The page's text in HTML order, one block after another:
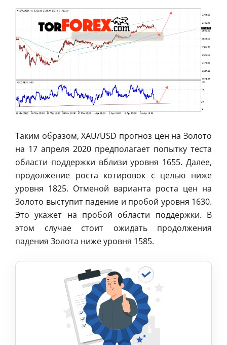
Таким образом, XAU/USD прогноз цен на Золото
на 17 апреля 2020 предполагает попытку теста
области поддержки вблизи уровня 1655. Далее,
продолжение роста котировок с целью ниже
уровня 1825. Отменой варианта роста цен на
Золото выступит падение и пробой уровня 1630.
Это укажет на пробой области поддержки. В
этом случае стоит ожидать продолжения
падения Золота ниже уровня 1585.